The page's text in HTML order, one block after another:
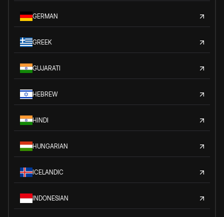
GERMAN
GREEK
GUJARATI
HEBREW
HINDI
HUNGARIAN
ICELANDIC
INDONESIAN